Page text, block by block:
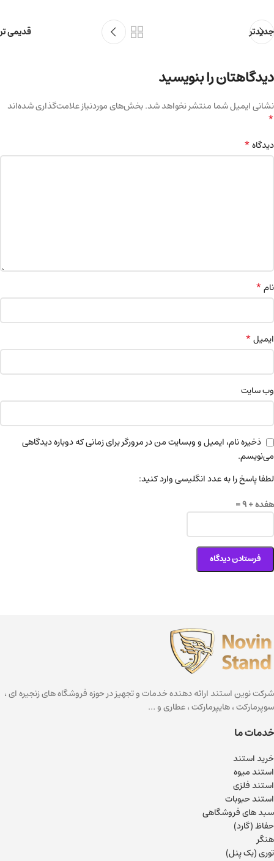
جدیدتر قدیمی تر
دیدگاهتان را بنویسید
نشانی ایمیل شما منتشر نخواهد شد.بخش‌های موردنیاز علامت‌گذاری شده‌اند
*
دیدگاه*
نام*
ایمیل*
وب‌ سایت
ذخیره نام، ایمیل و وبسایت من در مرورگر برای زمانی که دوباره دیدگاهی
می‌نویسم.
لطفا پاسخ را به عدد انگلیسی وارد کنید:
هفده + 9 =
شرکت نوین استند ارائه دهنده خدمات و تجهیز در حوزه فروشگاه های زنجیره ای ،
سوپرمارکت ، هایپرمارکت ، عطاری و …
خدمات ما
خرید استند
استند میوه
استند فلزی
استند حبوبات
سبد های فروشگاهی
حفاظ (گارد)
هنگر
توری (بک پنل)